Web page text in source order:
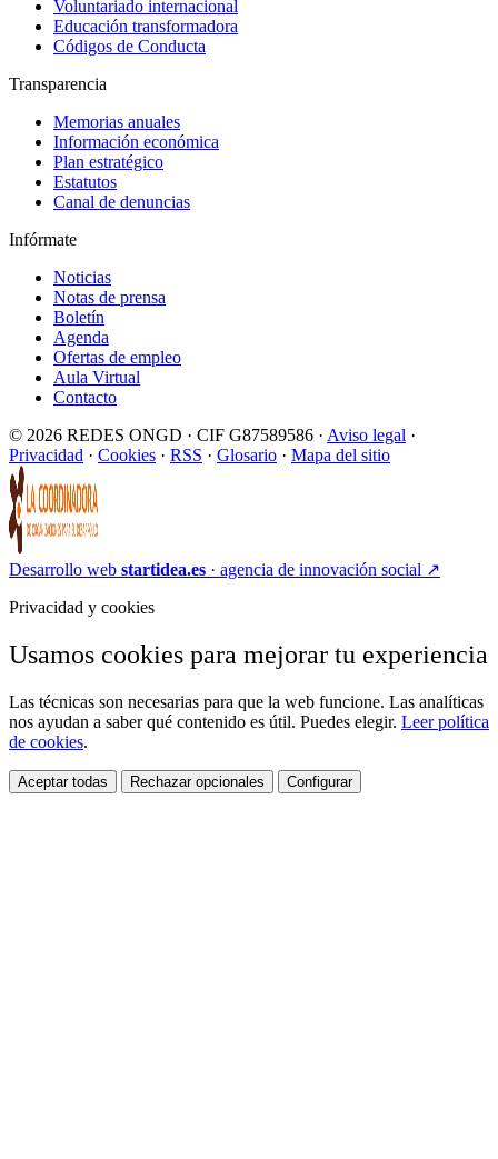
Voluntariado internacional
Educación transformadora
Códigos de Conducta
Transparencia
Memorias anuales
Información económica
Plan estratégico
Estatutos
Canal de denuncias
Infórmate
Noticias
Notas de prensa
Boletín
Agenda
Ofertas de empleo
Aula Virtual
Contacto
© 2026 REDES ONGD · CIF G87589586 · Aviso legal ·
Privacidad · Cookies · RSS · Glosario · Mapa del sitio
Desarrollo web startidea.es · agencia de innovación social ↗
Privacidad y cookies
Usamos cookies para mejorar tu experiencia
Las técnicas son necesarias para que la web funcione. Las analíticas
nos ayudan a saber qué contenido es útil. Puedes elegir. Leer política
de cookies.
Aceptar todas Rechazar opcionales Configurar